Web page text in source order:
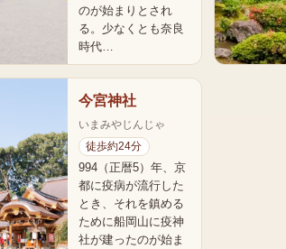
のが始まりとされ
る。少なくとも奈良
時代…
今宮神社
いまみやじんじゃ
徒歩約24分
994（正暦5）年、京
都に疫病が流行した
とき、それを鎮める
ために船岡山に疫神
社が建ったのが始ま